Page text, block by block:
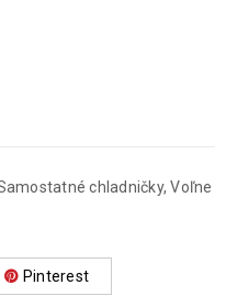
chladničky,Voľne
Pinterest